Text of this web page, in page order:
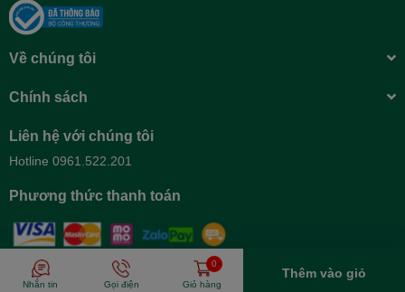
Về chúng tôi
Chính sách
Liên hệ với chúng tôi
Hotline 0961.522.201
Phương thức thanh toán
© Bản quyền thuộc về | Cung cấp bởi Sapo
Nhắn tin Gọi điện
0
Giỏ hàng
Thêm vào giỏ